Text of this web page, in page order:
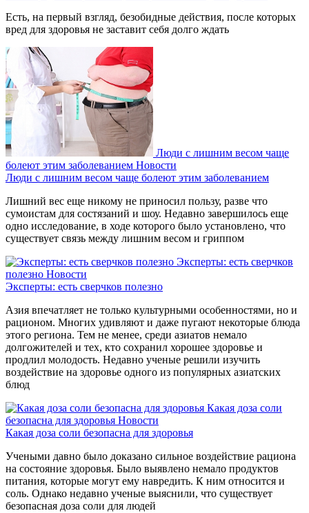
Есть, на первый взгляд, безобидные действия, после которых
вред для здоровья не заставит себя долго ждать
Люди с лишним весом чаще
болеют этим заболеванием Новости
Люди с лишним весом чаще болеют этим заболеванием
Лишний вес еще никому не приносил пользу, разве что
сумоистам для состязаний и шоу. Недавно завершилось еще
одно исследование, в ходе которого было установлено, что
существует связь между лишним весом и гриппом
Эксперты: есть сверчков
полезно Новости
Эксперты: есть сверчков полезно
Азия впечатляет не только культурными особенностями, но и
рационом. Многих удивляют и даже пугают некоторые блюда
этого региона. Тем не менее, среди азиатов немало
долгожителей и тех, кто сохранил хорошее здоровье и
продлил молодость. Недавно ученые решили изучить
воздействие на здоровье одного из популярных азиатских
блюд
Какая доза соли
безопасна для здоровья Новости
Какая доза соли безопасна для здоровья
Учеными давно было доказано сильное воздействие рациона
на состояние здоровья. Было выявлено немало продуктов
питания, которые могут ему навредить. К ним относится и
соль. Однако недавно ученые выяснили, что существует
безопасная доза соли для людей